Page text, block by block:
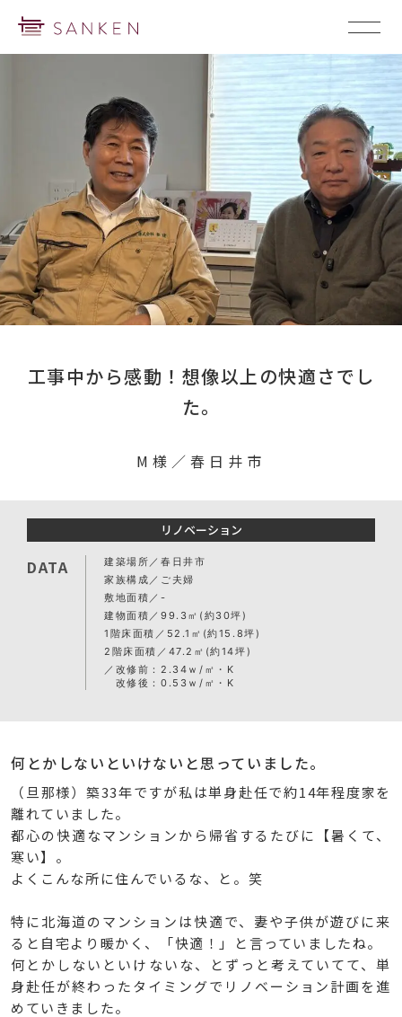
工事中から感動！想像以上の快適さでし
た。
M様／春日井市
リノベーション
DATA 建築場所
春日井市
家族構成
ご夫婦
敷地面積
-
建物面積
99.3㎡(約30坪)
1階床面積
52.1㎡(約15.8坪)
2階床面積
47.2㎡(約14坪)
改修前：2.34ｗ/㎡・K
改修後：0.53ｗ/㎡・K
何とかしないといけないと思っていました。
（旦那様）築33年ですが私は単身赴任で約14年程度家を
離れていました。
都心の快適なマンションから帰省するたびに【暑くて、
寒い】。
よくこんな所に住んでいるな、と。笑
特に北海道のマンションは快適で、妻や子供が遊びに来
ると自宅より暖かく、「快適！」と言っていましたね。
何とかしないといけないな、とずっと考えていてて、単
身赴任が終わったタイミングでリノベーション計画を進
めていきました。